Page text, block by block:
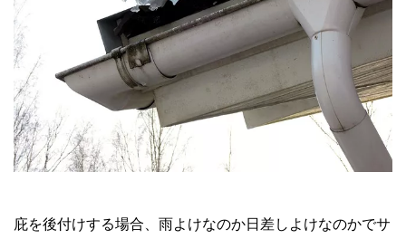
庇を後付けする場合、雨よけなのか日差しよけなのかでサ